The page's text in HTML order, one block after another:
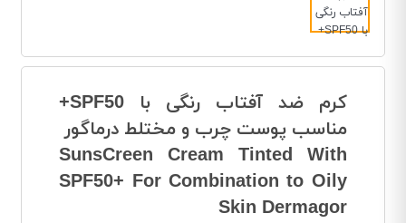
کرم ضد آفتاب رنگی با SPF50+
مناسب پوست چرب و مختلط درماگور
SunsCreen Cream Tinted With
SPF50+ For Combination to Oily
Skin Dermagor